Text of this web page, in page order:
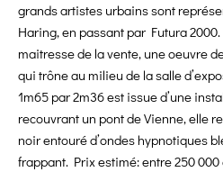
grands artistes urbains sont
Haring, en passant par Futura
maitresse de la vente, une oeuvre
qui trône au milieu de la salle
1m65 par 2m36 est issue d’une
recouvrant un pont de Vienne, elle
noir entouré d’ondes hypnotiques
frappant. Prix estimé: entre 250